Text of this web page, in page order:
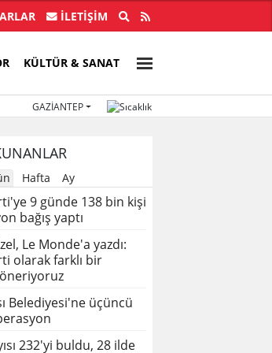
Çiçek tutuklandı!
İLETIŞIM
KÜLTÜR & SANAT
GAZIANTEP
Hafta Ay
9 günde 138 bin kişi
bağış yaptı
Le Monde'a yazdı:
olarak farklı bir
Belediyesi'ne üçüncü
232'yi buldu, 28 ilde